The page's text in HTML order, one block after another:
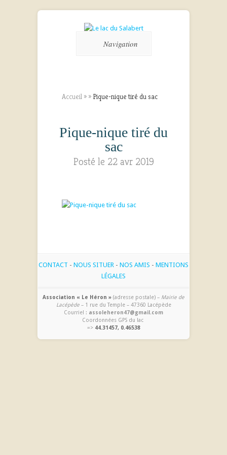
Navigation
Accueil » » Pique-nique tiré du sac
Pique-nique tiré du
sac
Posté le 22 avr 2019
CONTACT - NOUS SITUER - NOS AMIS - MENTIONS
LÉGALES
Association « Le Héron » (adresse postale) – Mairie de
Lacépède– 1 rue du Temple – 47360 Lacépède
Courriel : assoleheron47@gmail.com
Coordonnées GPS du lac
=> 44.31457, 0.46538